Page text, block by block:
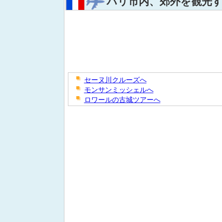
セーヌ川クルーズへ
モンサンミッシェルへ
ロワールの古城ツアーへ